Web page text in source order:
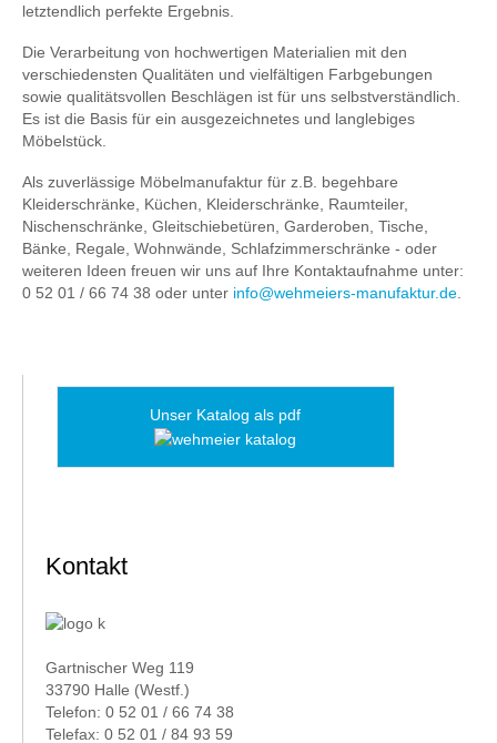
letztendlich perfekte Ergebnis.
Die Verarbeitung von hochwertigen Materialien mit den
verschiedensten Qualitäten und vielfältigen Farbgebungen
sowie qualitätsvollen Beschlägen ist für uns selbstverständlich.
Es ist die Basis für ein ausgezeichnetes und langlebiges
Möbelstück.
Als zuverlässige Möbelmanufaktur für z.B. begehbare
Kleiderschränke, Küchen, Kleiderschränke, Raumteiler,
Nischenschränke, Gleitschiebetüren, Garderoben, Tische,
Bänke, Regale, Wohnwände, Schlafzimmerschränke - oder
weiteren Ideen freuen wir uns auf Ihre Kontaktaufnahme unter:
0 52 01 / 66 74 38 oder unter info@wehmeiers-manufaktur.de.
Unser Katalog als pdf
Kontakt
Gartnischer Weg 119
33790 Halle (Westf.)
Telefon: 0 52 01 / 66 74 38
Telefax: 0 52 01 / 84 93 59